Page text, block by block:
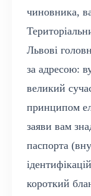
чиновника,
Львові
за адресою:
великий
принципом
заяви вам
паспорта
короткий